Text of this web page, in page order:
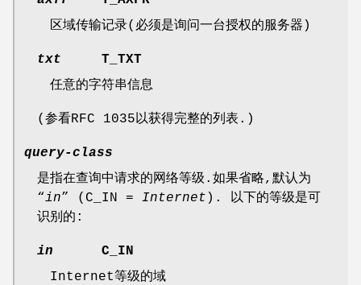
区域传输记录(必须是询问一台授权的服务器)
txt
T_TXT
任意的字符串信息
(参看RFC 1035以获得完整的列表.)
query-class
是指在查询中请求的网络等级.如果省略,默认为
“in” ( C_IN = Internet ). 以下的等级是可
识别的:
in
C_IN
Internet等级的域